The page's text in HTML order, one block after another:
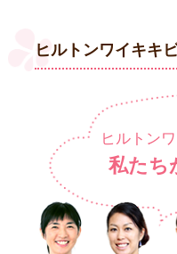
ヒルトンワイキキ
ヒルトン
私たち